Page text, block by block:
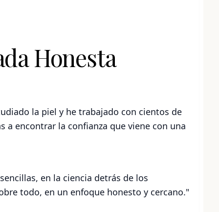
Honesta
la piel y he trabajado con cientos de
a encontrar la confianza que viene con una
en la ciencia detrás de los
todo, en un enfoque honesto y cercano."